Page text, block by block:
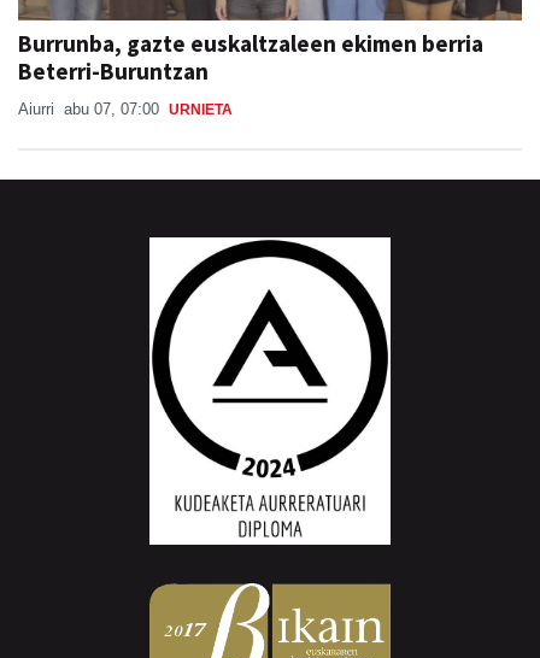
Burrunba, gazte euskaltzaleen ekimen berria
Beterri-Buruntzan
Aiurri abu 07, 07:00 URNIETA